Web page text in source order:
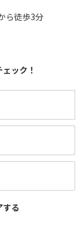
ら徒歩3分
ック！
する